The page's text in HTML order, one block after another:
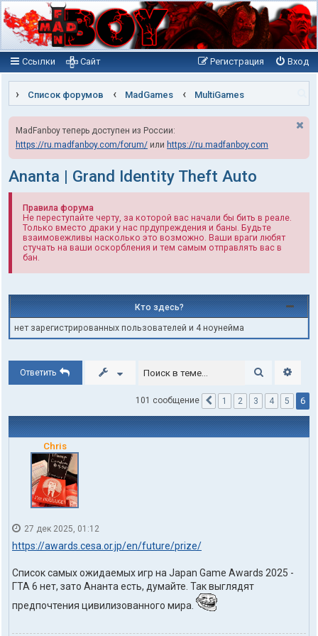
Ссылки Вход
Регистрация
Сайт
Список форумов MadGames MultiGames
MadFanboy теперь доступен из России:
https://ru.madfanboy.com/forum/ или https://ru.madfanboy.com
Ananta | Grand Identity Theft Auto
Правила форума
Не переступайте черту, за которой вас начали бы бить в реале.
Только вместо драки у нас прдупреждения и баны. Будьте
взаимовежливы насколько это возможно. Ваши враги любят
стучать на ваши оскорбления и тем самым отправлять вас в
бан.
Кто здесь?
нет зарегистрированных пользователей и 4 ноунейма
Ответить Поиск
101 сообщение Пред.
1 2 3 4 5 6
Chris
27 дек 2025, 01:12
https://awards.cesa.or.jp/en/future/prize/
Список самых ожидаемых игр на Japan Game Awards 2025 -
ГТА 6 нет, зато Ананта есть, думайте. Так выглядят
предпочтения цивилизованного мира.